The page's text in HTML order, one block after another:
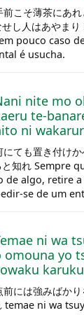
前こそ薄茶にあ
し人はあやま
pouco caso
é usucha.
nite mo
te-
ni
にても置き付け
と知れ Sempre
de algo, retire
se de um
ni wa
omouna yo
前には強みばか
temae ni wa